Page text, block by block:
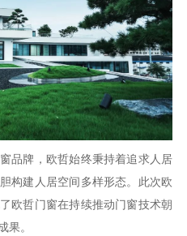
品牌，欧哲始终秉持着追求人居
构建人居空间多样形态。此次欧
欧哲门窗在持续推动门窗技术朝
果。